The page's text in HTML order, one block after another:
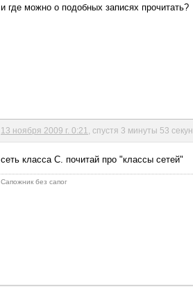
и где можно о подобных записях прочитать?
13 ноября 2009 г. 0:21 , спустя 3 минуты 53
сеть класса C. почитай про "классы сетей"
Сапожник без сапог